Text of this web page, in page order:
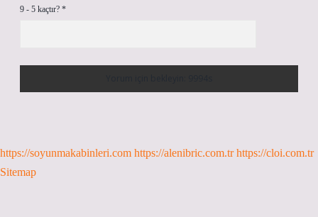
9 - 5 kaçtır? *
https://soyunmakabinleri.com https://alenibric.com.tr https://cloi.com.tr
Sitemap